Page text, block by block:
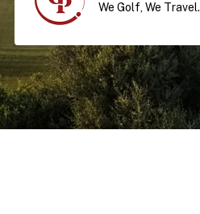
We Golf, We Travel.